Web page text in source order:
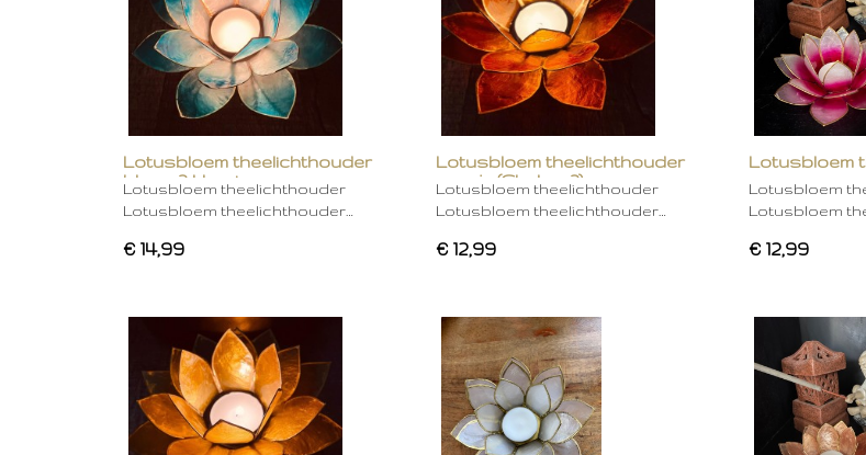
Lotusbloem theelichthouder
blauw 2 kleurig
Lotusbloem theelichthouder
Lotusbloem theelichthouder…
€ 14,99
Lotusbloem theelichthouder
oranje (Chakra 2)
Lotusbloem theelichthouder
Lotusbloem theelichthouder…
€ 12,99
Lotusbloem
rose
Lotusbloem
Lotusbloem
€ 12,99